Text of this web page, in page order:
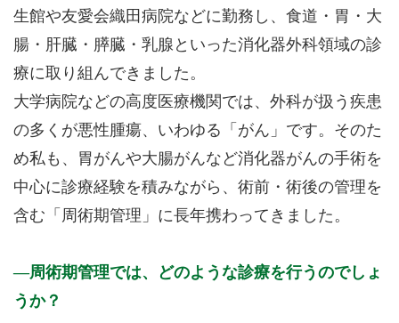
生館や友愛会織田病院などに勤務し、食道・胃・大
腸・肝臓・膵臓・乳腺といった消化器外科領域の診
療に取り組んできました。
大学病院などの高度医療機関では、外科が扱う疾患
の多くが悪性腫瘍、いわゆる「がん」です。そのた
め私も、胃がんや大腸がんなど消化器がんの手術を
中心に診療経験を積みながら、術前・術後の管理を
含む「周術期管理」に長年携わってきました。
周術期管理では、どのような診療を行うのでしょ
うか？